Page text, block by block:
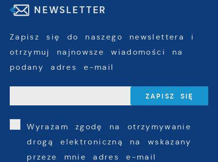
NEWSLETTER
Zapisz się do naszego newslettera i
otrzymuj najnowsze wiadomości na
podany adres e-mail
Wyrażam zgodę na otrzymywanie
drogą elektroniczną na wskazany
przeze mnie adres e-mail